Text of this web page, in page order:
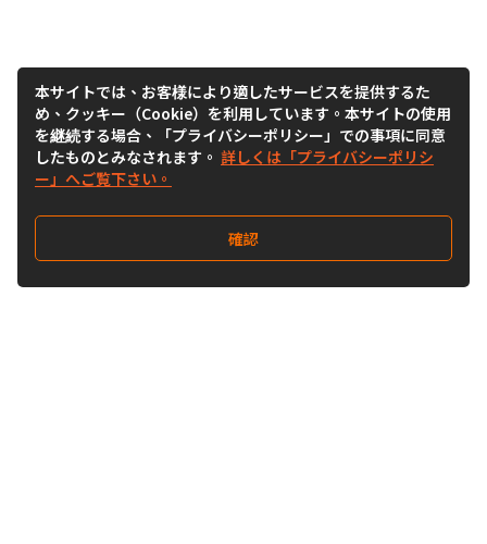
本サイトでは、お客様により適したサービスを提供するた
め、クッキー（Cookie）を利用しています。本サイトの使用
を継続する場合、「プライバシーポリシー」での事項に同意
したものとみなされます。 詳しくは「プライバシーポリシ
ー」へご覧下さい。
確認